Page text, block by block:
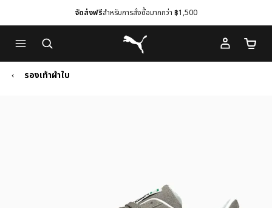
to
Main
content
to
Footer
Content
จัดส่งฟรีสำหรับการสั่งซื้อมากกว่า ฿1,500
Puma โฮม
จำนว
รองเท้าผ้าใบ